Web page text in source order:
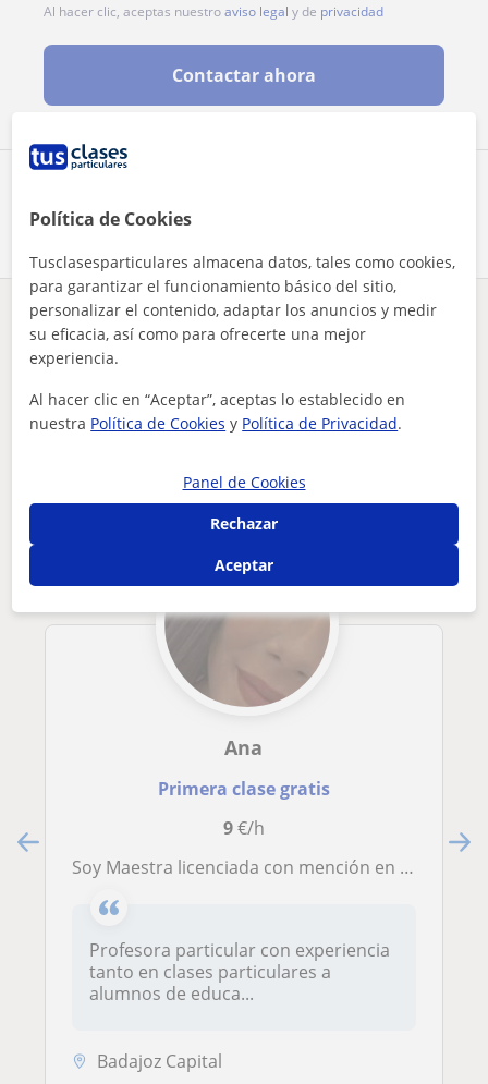
Al hacer clic, aceptas nuestroaviso legal y de privacidad
Contactar ahora
¿Hay algún error en este perfil?Cuéntanos
Otros profesores de Inglés en Badajoz
Ana
Primera clase gratis
9€/h
Soy Maestra licenciada con mención en enseñanza de lengua extranjera inglés. Aunque he trabajado en colegios de educación especial
Profesora particular con experiencia
tanto en clases particulares a
alumnos de educa...
Badajoz Capital
Política de Cookies
Tusclasesparticulares almacena datos, tales como cookies,
para garantizar el funcionamiento básico del sitio,
personalizar el contenido, adaptar los anuncios y medir
su eficacia, así como para ofrecerte una mejor
experiencia.
Al hacer clic en “Aceptar”, aceptas lo establecido en
nuestra Política de Cookies y Política de Privacidad.
Panel de Cookies
Rechazar
Aceptar